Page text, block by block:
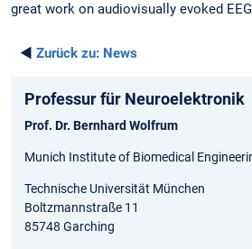
great work on audiovisually evoked
◄ Zurück zu: News
Professur für Neuroelektronik
Prof. Dr. Bernhard Wolfrum
Munich Institute of Biomedical
Technische Universität München
Boltzmannstraße 11
85748 Garching